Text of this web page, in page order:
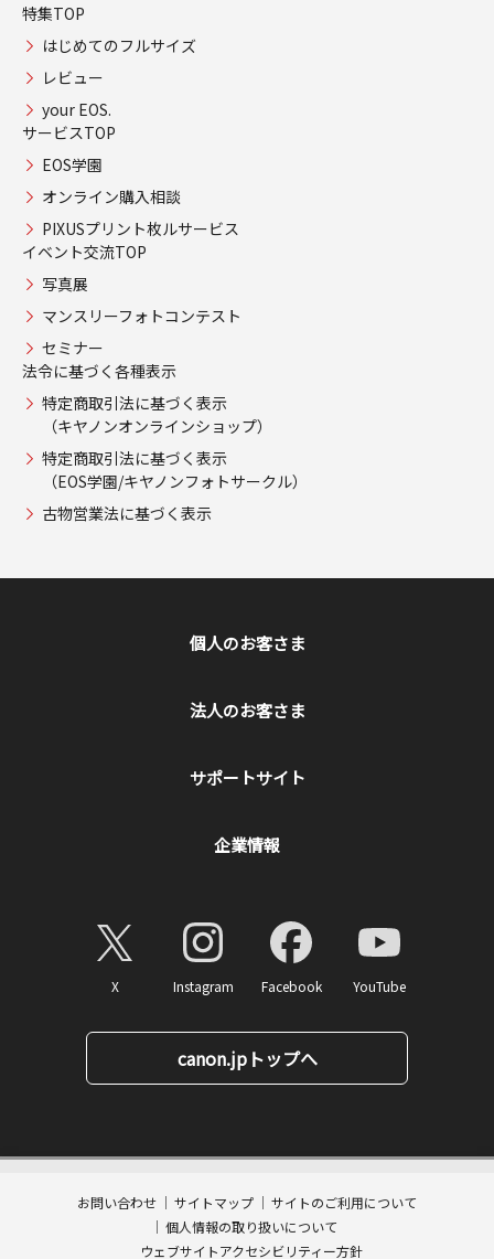
カートに入れる
特集TOP
はじめてのフルサイズ
レビュー
your EOS.
サービスTOP
EOS学園
オンライン購入相談
PIXUSプリント枚ルサービス
イベント交流TOP
写真展
マンスリーフォトコンテスト
セミナー
法令に基づく各種表示
特定商取引法に基づく表示
（キヤノンオンラインショップ）
特定商取引法に基づく表示
（EOS学園/キヤノンフォトサークル）
古物営業法に基づく表示
個人のお客さま
法人のお客さま
サポートサイト
企業情報
X Instagram Facebook YouTube
canon.jpトップへ
お問い合わせ サイトマップ
サイトのご利用について
個人情報の取り扱いについて
ウェブサイトアクセシビリティー方針